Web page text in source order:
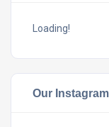
Loading!
Our Instagram